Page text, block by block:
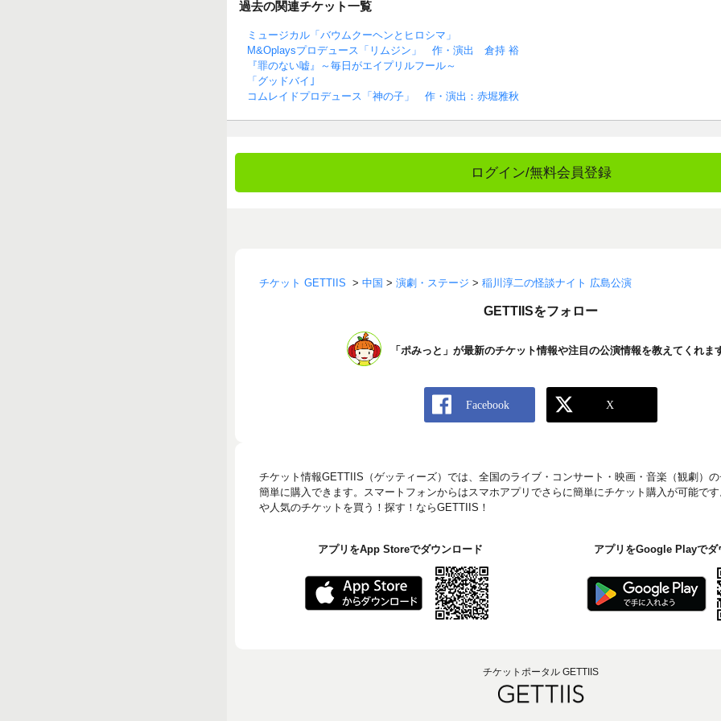
過去の関連チケット一覧
ミュージカル「バウムクーヘンとヒロシマ」
M&Oplaysプロデュース「リムジン」 作・演出 倉持 裕
『罪のない嘘』～毎日がエイプリルフール～
「グッドバイ｣
コムレイドプロデュース「神の子」 作・演出：赤堀雅秋
ログイン/無料会員登録
チケット GETTIIS > 中国 > 演劇・ステージ > 稲川淳二の怪談ナイト 広島公演
GETTIISをフォロー
「ポみっと」が最新のチケット情報や注目の公演情報を教えてくれま
チケット情報GETTIIS（ゲッティーズ）では、全国のライブ・コンサート・映画・音楽（観劇）
簡単に購入できます。スマートフォンからはスマホアプリでさらに簡単にチケット購入が可能で
や人気のチケットを買う！探す！ならGETTIIS！
アプリをApp Storeでダウンロード アプリをGoogle Playでダ
チケットポータル GETTIIS